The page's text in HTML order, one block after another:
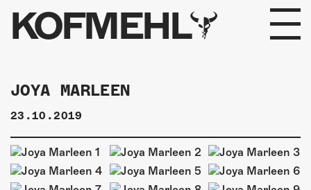
KOFMEHL
PROGRAMM
FABRIKGEFLÜSTER
GALERIE
FOTOGALERIE
JOYA MARLEEN
23.10.2019